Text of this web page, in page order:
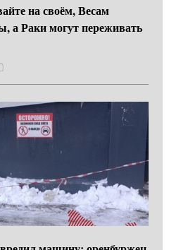
на своём, Весам
а Раки могут переживать